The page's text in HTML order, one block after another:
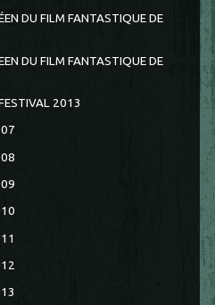
DU FILM FANTASTIQUE DE
DU FILM FANTASTIQUE DE
2013